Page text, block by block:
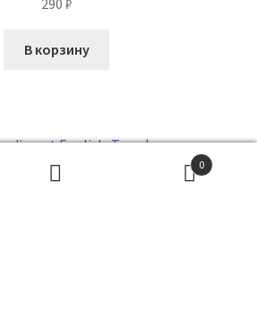
В корзину
0